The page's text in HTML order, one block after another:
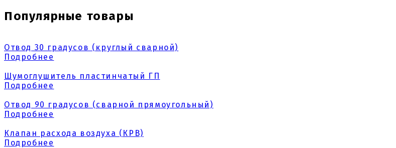
Популярные товары
Отвод 30 градусов (круглый сварной)
Подробнее
Шумоглушитель пластинчатый ГП
Подробнее
Отвод 90 градусов (сварной прямоугольный)
Подробнее
Клапан расхода воздуха (КРВ)
Подробнее